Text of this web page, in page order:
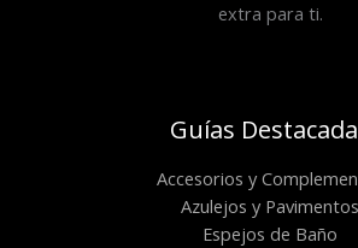
extra para ti.
Guías
Accesorios y
Azulejos y Pavimentos
Espejos de Baño